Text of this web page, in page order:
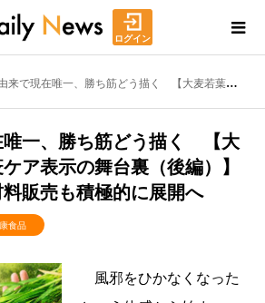
ログイン
唯一、勝ち筋どう描く 【大麦若葉末、免疫ケア表示の舞台裏（後編）】東洋新薬、原材料販売も積極的に展開へ
唯一、勝ち筋どう描く 【大
ア表示の舞台裏（後編）】
販売も積極的に展開へ
食品
風邪をひかなくなった